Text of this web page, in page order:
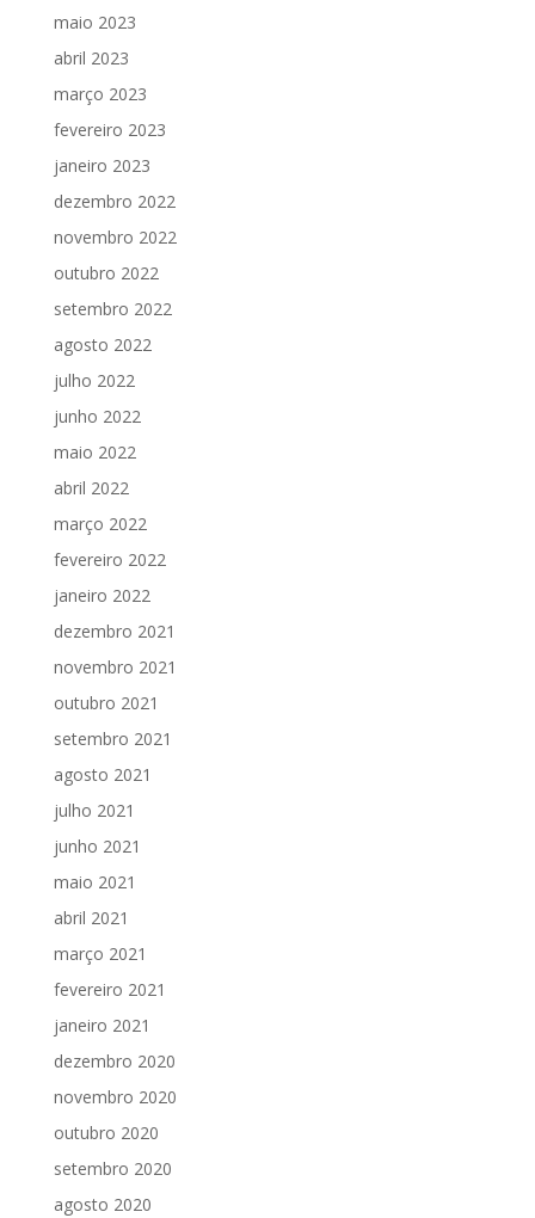
maio 2023
abril 2023
março 2023
fevereiro 2023
janeiro 2023
dezembro 2022
novembro 2022
outubro 2022
setembro 2022
agosto 2022
julho 2022
junho 2022
maio 2022
abril 2022
março 2022
fevereiro 2022
janeiro 2022
dezembro 2021
novembro 2021
outubro 2021
setembro 2021
agosto 2021
julho 2021
junho 2021
maio 2021
abril 2021
março 2021
fevereiro 2021
janeiro 2021
dezembro 2020
novembro 2020
outubro 2020
setembro 2020
agosto 2020